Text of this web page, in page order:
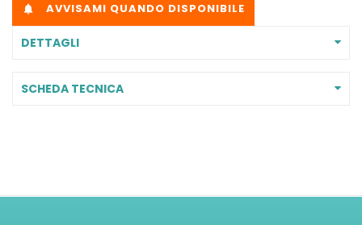
 AVVISAMI QUANDO DISPONIBILE
DETTAGLI
SCHEDA TECNICA